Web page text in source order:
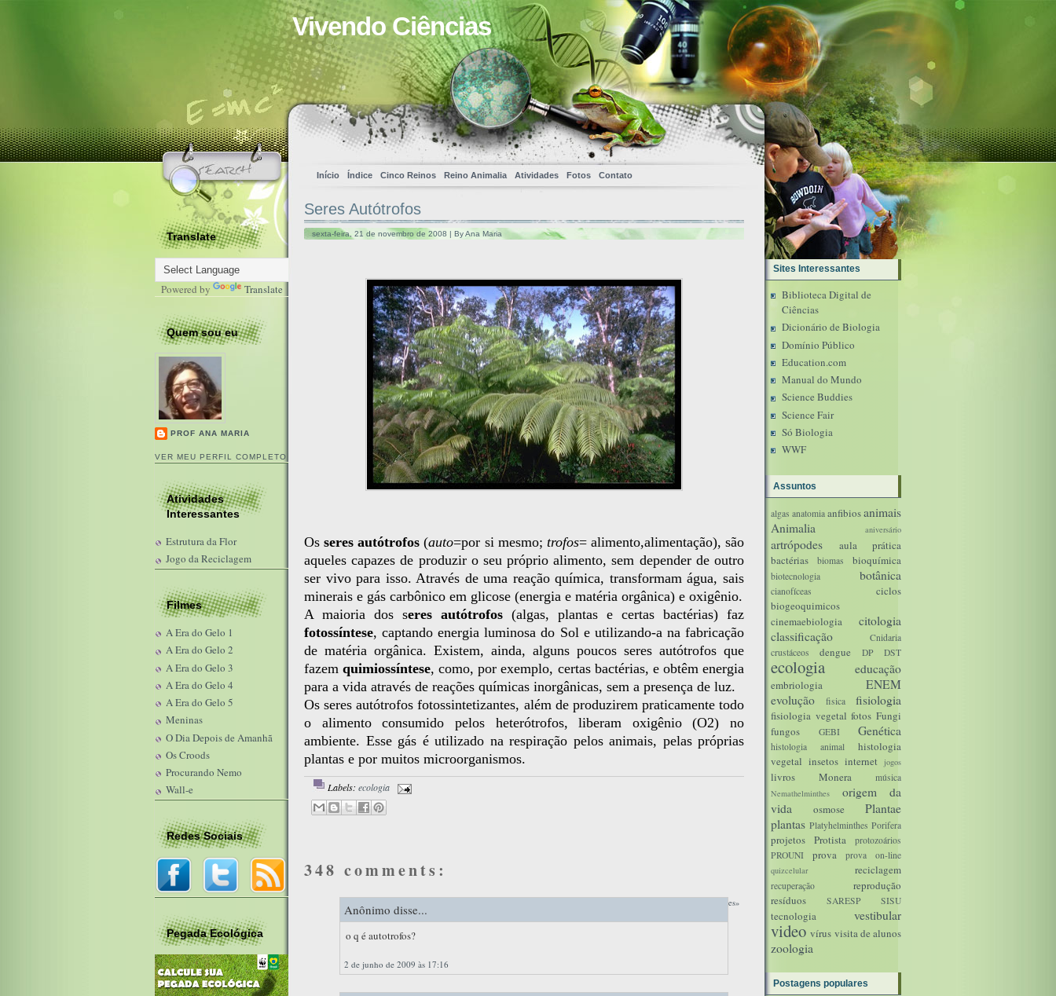
Vivendo Ciências
Início Índice Cinco Reinos Reino Animalia Atividades Fotos Contato
Translate
Powered by Translate
Quem sou eu
PROF ANA MARIA
VER MEU PERFIL COMPLETO
Atividades
Interessantes
Estrutura da Flor
Jogo da Reciclagem
Filmes
A Era do Gelo 1
A Era do Gelo 2
A Era do Gelo 3
A Era do Gelo 4
A Era do Gelo 5
Meninas
O Dia Depois de Amanhã
Os Croods
Procurando Nemo
Wall-e
Redes Sociais
Pegada Ecológica
Seres Autótrofos
sexta-feira, 21 de novembro de 2008 | By Ana Maria
Osseres autótrofos (auto=por si mesmo; trofos= alimento,alimentação), são
aqueles capazes de produzir o seu próprio alimento, sem depender de outro
ser vivo para isso. Através de uma reação química, transformam água, sais
minerais e gás carbônico em glicose (energia e matéria orgânica) e oxigênio.
A maioria dos seres autótrofos (algas, plantas e certas bactérias) faz
fotossíntese, captando energia luminosa do Sol e utilizando-a na fabricação
de matéria orgânica. Existem, ainda, alguns poucos seres autótrofos que
fazemquimiossíntese, como, por exemplo, certas bactérias, e obtêm energia
para a vida através de reações químicas inorgânicas, sem a presença de luz.
Os seres autótrofos fotossintetizantes, além de produzirem praticamente todo
o alimento consumido pelos heterótrofos, liberam oxigênio (O2) no
ambiente. Esse gás é utilizado na respiração pelos animais, pelas próprias
plantas e por muitos microorganismos.
Labels: ecologia
348 comments:
Mais recentes»
Anônimo disse...
o q é autotrofos?
2 de junho de 2009 às 17:16
Sites Interessantes
Biblioteca Digital de
Ciências
Dicionário de Biologia
Domínio Público
Education.com
Manual do Mundo
Science Buddies
Science Fair
Só Biologia
WWF
Assuntos
algas anatomia anfibiosanimais
Animalia
aniversário
artrópodes
aula prática
bactérias
biomas bioquímica
biotecnologia botânica
cianofíceas
ciclos
biogeoquimicos
cinemaebiologia
citologia
classificação
Cnidaria
crustáceos
dengue DP DST
ecologia educação
embriologia
ENEM
evolução
fisica fisiologia
fisiologia vegetal fotos Fungi
fungos
GEBI Genética
histologia animal
histologia
vegetal insetos internet jogos
livros Monera música
Nemathelminthes
origem da
vida
osmose
Plantae
plantas Platyhelminthes Porifera
projetos Protista
protozoários
PROUNI
prova prova on-line
quizcelular reciclagem
recuperação
reprodução
resíduos
SARESP SISU
tecnologia vestibular
video vírus visita de alunos
zoologia
Postagens populares